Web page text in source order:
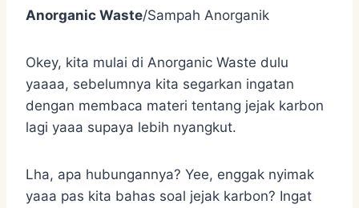
Anorganic Waste/Sampah Anorganik
Okey, kita mulai di Anorganic Waste dulu
yaaaa, sebelumnya kita segarkan ingatan
dengan membaca materi tentang jejak karbon
lagi yaaa supaya lebih nyangkut.
Lha, apa hubungannya? Yee, enggak nyimak
yaaa pas kita bahas soal jejak karbon? Ingat